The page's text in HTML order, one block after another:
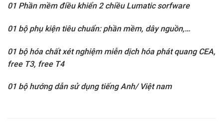
01 Phần mềm điều khiển 2 chiều Lumatic sorfware
01 bộ phụ kiện tiêu chuẩn: phần mềm, dây nguồn,…
01 bộ hóa chất xét nghiệm miễn dịch hóa phát quang CEA,
free T3, free T4
01 bộ hướng dẫn sử dụng tiếng Anh/ Việt nam